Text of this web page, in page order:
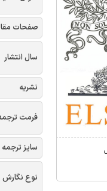
صفحات
سال انتشار
نشریه
فرمت
سایز ترجمه
نوع نگارش